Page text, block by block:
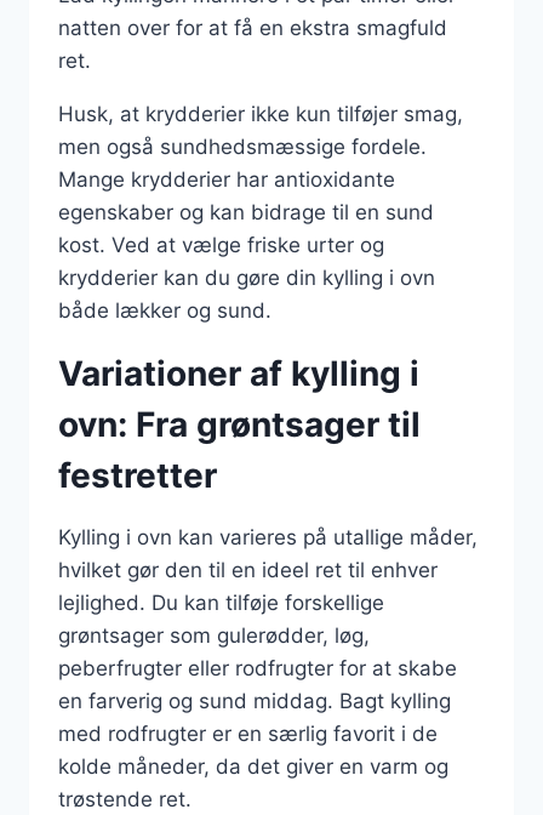
natten over for at få en ekstra smagfuld
ret.
Husk, at krydderier ikke kun tilføjer smag,
men også sundhedsmæssige fordele.
Mange krydderier har antioxidante
egenskaber og kan bidrage til en sund
kost. Ved at vælge friske urter og
krydderier kan du gøre din kylling i ovn
både lækker og sund.
Variationer af kylling i
ovn: Fra grøntsager til
festretter
Kylling i ovn kan varieres på utallige måder,
hvilket gør den til en ideel ret til enhver
lejlighed. Du kan tilføje forskellige
grøntsager som gulerødder, løg,
peberfrugter eller rodfrugter for at skabe
en farverig og sund middag. Bagt kylling
med rodfrugter er en særlig favorit i de
kolde måneder, da det giver en varm og
trøstende ret.